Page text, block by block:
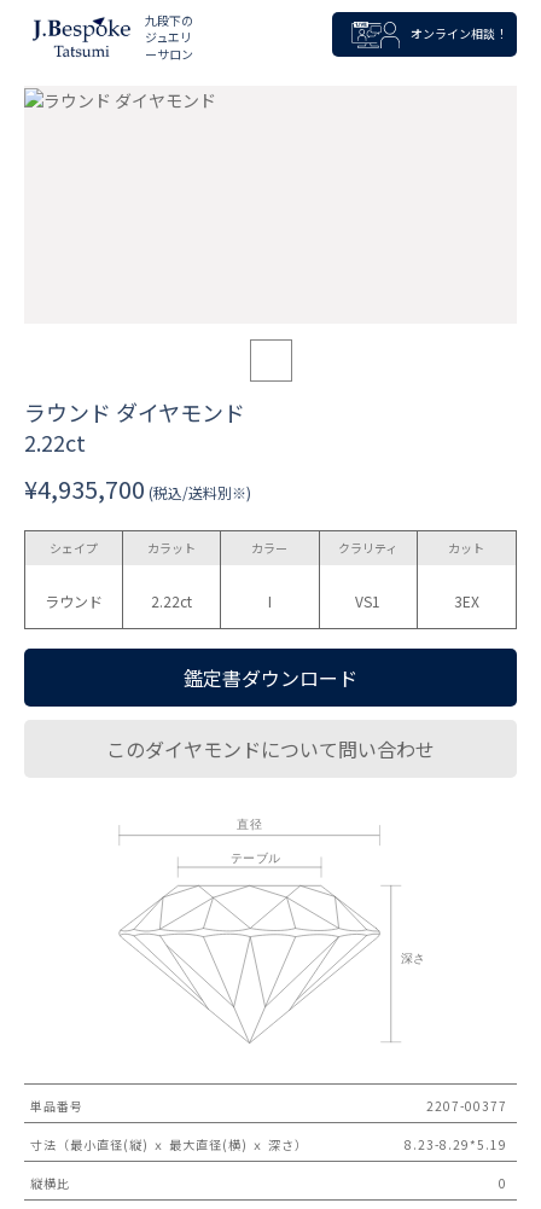
九段下の
ジュエリ
ーサロン
オンライン相談！
ラウンド ダイヤモンド
2.22ct
¥4,935,700 (税込/送料別※)
シェイプ
ラウンド
カラット
2.22ct
カラー
I
クラリティ
VS1
カット
3EX
鑑定書ダウンロード
このダイヤモンドについて問い合わせ
単品番号 2207-00377
寸法（最小直径(縦) ｘ 最大直径(横) ｘ 深さ） 8.23-8.29*5.19
縦横比 0